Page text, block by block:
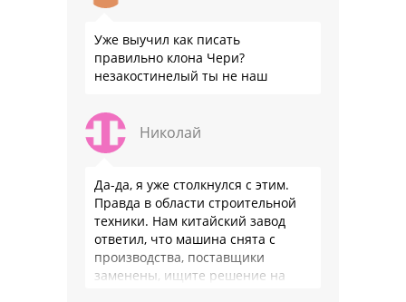
Уже выучил как писать
правильно клона Чери?
незакостинелый ты не наш
Николай
Да-да, я уже столкнулся с этим.
Правда в области строительной
техники. Нам китайский завод
ответил, что машина снята с
производства, поставщики
заменены, ищите решение на